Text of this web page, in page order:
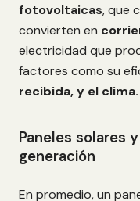
fotovoltaicas, que
convierten en
electricidad que
factores como su
recibida, y el clima.
Paneles solares
generación
En promedio, un